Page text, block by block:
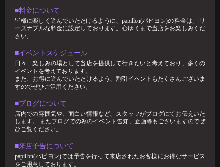
2026-02-01
🥳1月女子抽選🥳
🦋🉐女性様特典🉐🦋 🤩1月の抽選結果🤩 1等 12349 2等 11626 3等 1
■料金について
皆様に楽しく遊んでいただけるように、papillon(パピヨン)の料金は、 リ
ーズナブルな料金に設定しております。心ゆくまで当店をお楽しみくだ
さい。
■イベントスケジュール
日々、楽しみの場として当店を提供して行きたいと考えており、多くの
イベントを考えております。
また、お得に遊んでいただけるよう、割引イベントもたくさんございま
すのでぜひご活用ください。
■ブログについて
店内での雰囲気や、面白い情報など、スタッフがブログにてお伝えいた
します。 またブログでのみのイベント告知、企画等もございますのでぜ
ひご覧ください。
■来店予告について
papillon(パピヨン)では予告を行って来店されたお客様にお得なサービス
をご用意しております。